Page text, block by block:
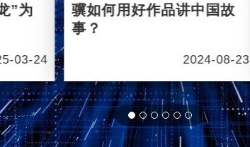
”为
03-24
骥如何用好作品讲中国故
事？
2024-08-23